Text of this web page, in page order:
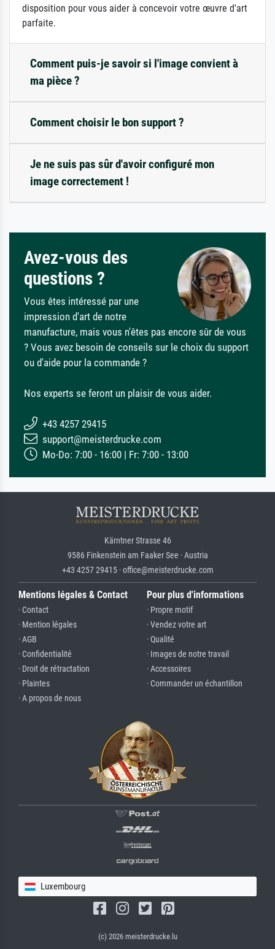
disposition pour vous aider à concevoir votre œuvre d'art
parfaite.
Comment puis-je savoir si l'image convient à
ma pièce ?
Comment choisir le bon support ?
Je ne suis pas sûr d'avoir configuré mon
image correctement !
Avez-vous des
questions ?
Vous êtes intéressé par une
impression d'art de notre
manufacture, mais vous n'êtes pas encore sûr de vous
? Vous avez besoin de conseils sur le choix du support
ou d'aide pour la commande ?
Nos experts se feront un plaisir de vous aider.
+43 4257 29415
support@meisterdrucke.com
Mo-Do: 7:00 - 16:00 | Fr: 7:00 - 13:00
Kärntner Strasse 46
9586 Finkenstein am Faaker See · Austria
+43 4257 29415 · office@meisterdrucke.com
Mentions légales & Contact
· Contact
· Mention légales
· AGB
· Confidentialité
· Droit de rétractation
· Plaintes
· A propos de nous
Pour plus d'informations
· Propre motif
· Vendez votre art
· Qualité
· Images de notre travail
· Accessoires
· Commander un échantillon
Luxembourg
(c) 2026 meisterdrucke.lu